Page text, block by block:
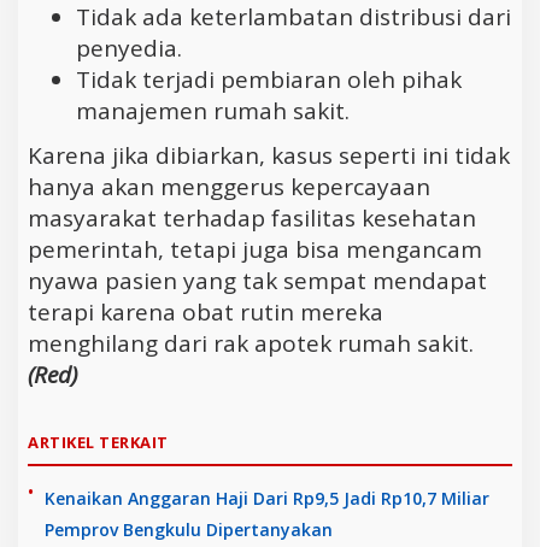
Tidak ada keterlambatan distribusi dari
penyedia.
Tidak terjadi pembiaran oleh pihak
manajemen rumah sakit.
Karena jika dibiarkan, kasus seperti ini tidak
hanya akan menggerus kepercayaan
masyarakat terhadap fasilitas kesehatan
pemerintah, tetapi juga bisa mengancam
nyawa pasien yang tak sempat mendapat
terapi karena obat rutin mereka
menghilang dari rak apotek rumah sakit.
(Red)
ARTIKEL TERKAIT
Kenaikan Anggaran Haji Dari Rp9,5 Jadi Rp10,7 Miliar
Pemprov Bengkulu Dipertanyakan